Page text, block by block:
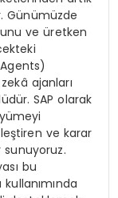
Günümüzde
ve üretken
ajanları
SAP olarak
ve karar
bu